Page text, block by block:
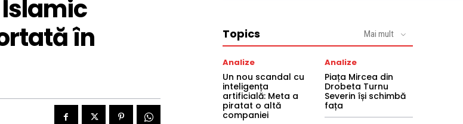
în
Topics Mai mult
Analize
Un nou scandal cu
inteligența
artificială: Meta a
piratat o altă
companiei
Analize
Piața Mircea din
Drobeta Turnu
Severin își schimbă
fața